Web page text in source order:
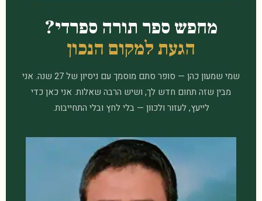
כתיבת ספר תורה ספרדי למכירה ישירות מהסופר
מחפש ספר תורה ספרדי?
הגעת למקום הנכון
שמי שמעון כהן — סופר סתם מוסמך עם ניסיון של 27 שנה. אני
מבין שזה תחום חדש לך, ושיש הרבה שאלות. אני כאן כדי
לייעץ, לעזור ולכוון — בלי לחץ ובלי התחייבות.